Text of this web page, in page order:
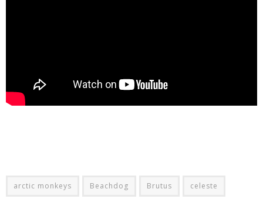
arctic monkeys Beachdog Brutus celeste